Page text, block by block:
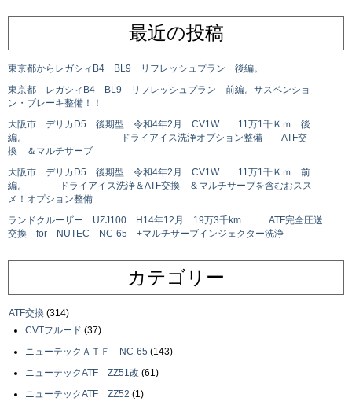
最近の投稿
東京都からレガシィB4 BL9 リフレッシュプラン 後編。
東京都 レガシィB4 BL9 リフレッシュプラン 前編。サスペンショ
ン・ブレーキ整備！！
大阪市 デリカD5 後期型 令和4年2月 CV1W 11万1千Ｋｍ 後
編。 ドライアイス洗浄オプション整備 ATF交
換 ＆マルチサーブ
大阪市 デリカD5 後期型 令和4年2月 CV1W 11万1千Ｋｍ 前
編。 ドライアイス洗浄＆ATF交換 ＆マルチサーブを含むおスス
メ！オプション整備
ランドクルーザー UZJ100 H14年12月 19万3千km ATF完全圧送
交換 for NUTEC NC-65 +マルチサーブインジェクター洗浄
カテゴリー
ATF交換 (314)
CVTフルード (37)
ニューテックＡＴＦ NC-65 (143)
ニューテックATF ZZ51改 (61)
ニューテックATF ZZ52 (1)